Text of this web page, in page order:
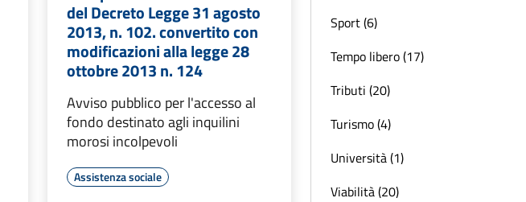
del Decreto Legge 31 agosto
2013, n. 102. convertito con
modificazioni alla legge 28
ottobre 2013 n. 124
Avviso pubblico per l'accesso al
fondo destinato agli inquilini
morosi incolpevoli
Assistenza sociale
Sport (6)
Tempo libero (17)
Tributi (20)
Turismo (4)
Università (1)
Viabilità (20)